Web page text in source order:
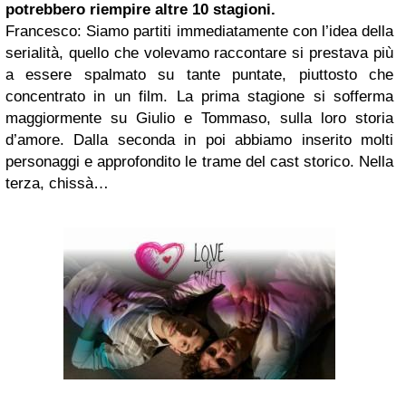
potrebbero riempire altre 10 stagioni.
Francesco: Siamo partiti immediatamente con l’idea della
serialità, quello che volevamo raccontare si prestava più
a essere spalmato su tante puntate, piuttosto che
concentrato in un film. La prima stagione si sofferma
maggiormente su Giulio e Tommaso, sulla loro storia
d’amore. Dalla seconda in poi abbiamo inserito molti
personaggi e approfondito le trame del cast storico. Nella
terza, chissà…